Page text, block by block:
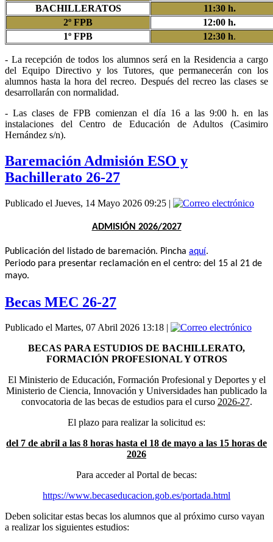
BACHILLERATOS
11:30 h.
2º FPB
12:00 h.
1º FPB
12:30 h.
- La recepción de todos los alumnos será en la Residencia a cargo
del Equipo Directivo y los Tutores, que permanecerán con los
alumnos hasta la hora del recreo. Después del recreo las clases se
desarrollarán con normalidad.
- Las clases de FPB comienzan el día 16 a las 9:00 h. en las
instalaciones del Centro de Educación de Adultos (Casimiro
Hernández s/n).
Baremación Admisión ESO y
Bachillerato 26-27
Publicado el Jueves, 14 Mayo 2026 09:25 |
ADMISIÓN 2026/2027
Publicación del listado de baremación. Pincha aquí.
Periodo para presentar reclamación en el centro: del 15 al 21 de
mayo.
Becas MEC 26-27
Publicado el Martes, 07 Abril 2026 13:18 |
BECAS PARA ESTUDIOS DE BACHILLERATO,
FORMACIÓN PROFESIONAL Y OTROS
El Ministerio de Educación, Formación Profesional y Deportes y el
Ministerio de Ciencia, Innovación y Universidades han publicado la
convocatoria de las becas de estudios para el curso 2026-27.
El plazo para realizar la solicitud es:
del 7 de abril a las 8 horas hasta el 18 de mayo a las 15 horas de
2026
Para acceder al Portal de becas:
https://www.becaseducacion.gob.es/portada.html
Deben solicitar estas becas los alumnos que al próximo curso vayan
a realizar los siguientes estudios: